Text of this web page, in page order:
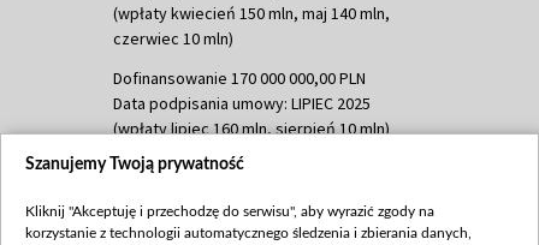
(wpłaty kwiecień 150 mln, maj 140 mln,
czerwiec 10 mln)
Dofinansowanie 170 000 000,00 PLN
Data podpisania umowy: LIPIEC 2025
(wpłaty lipiec 160 mln, sierpień 10 mln)
Dofinansowanie 60 000 000,00 PLN
(wpłata wrzesień 60 mln)
Szanujemy Twoją prywatność
Kliknij "Akceptuję i przechodzę do serwisu", aby wyrazić zgody na
korzystanie z technologii automatycznego śledzenia i zbierania danych,